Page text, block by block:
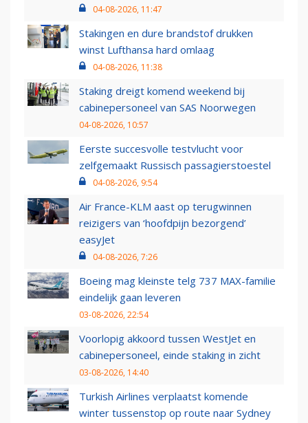
04-08-2026, 11:47
Stakingen en dure brandstof drukken
winst Lufthansa hard omlaag
04-08-2026, 11:38
Staking dreigt komend weekend bij
cabinepersoneel van SAS Noorwegen
04-08-2026, 10:57
Eerste succesvolle testvlucht voor
zelfgemaakt Russisch passagierstoestel
04-08-2026, 9:54
Air France-KLM aast op terugwinnen
reizigers van ‘hoofdpijn bezorgend’
easyJet
04-08-2026, 7:26
Boeing mag kleinste telg 737 MAX-familie
eindelijk gaan leveren
03-08-2026, 22:54
Voorlopig akkoord tussen WestJet en
cabinepersoneel, einde staking in zicht
03-08-2026, 14:40
Turkish Airlines verplaatst komende
winter tussenstop op route naar Sydney